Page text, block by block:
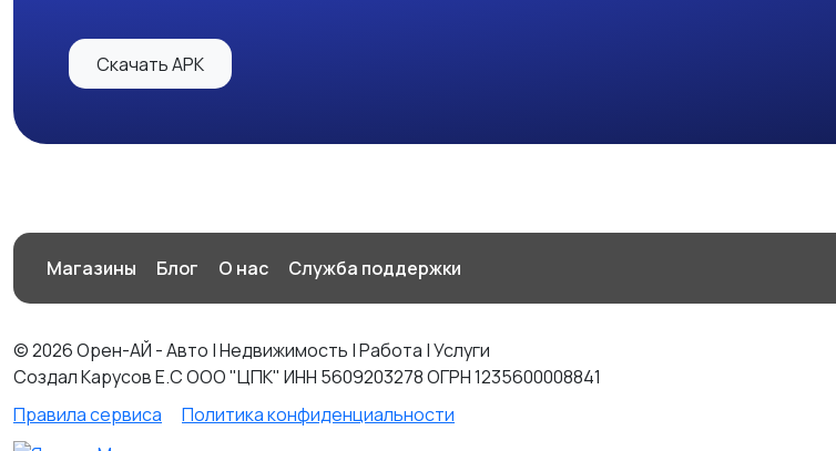
Скачать APK
Магазины Блог О нас Служба поддержки
© 2026 Орен-АЙ - Авто | Недвижимость | Работа | Услуги
Создал Карусов Е.С ООО "ЦПК" ИНН 5609203278 ОГРН 1235600008841
Правила сервиса
Политика конфиденциальности